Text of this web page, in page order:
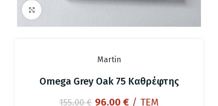
Martin
Omega Grey Oak 75 Καθρέφτης
155.00€ Original
96.00 €Η/ ΤΕΜ